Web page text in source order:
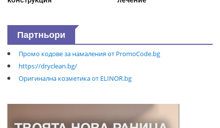
Партньори
Промо кодове за намаления от PromoCode.bg
https://dryclean.bg/
Оригинална козметика от ELINOR.bg